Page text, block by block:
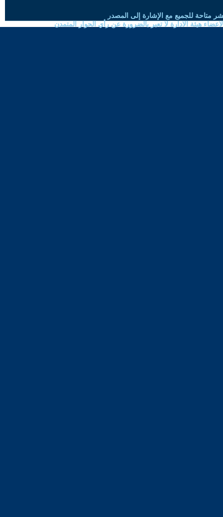
متاحة للجميع مع الإشارة إلى المصدر
هيئة الادارة لا تعبر بالضرورة عن رأي الحوار المتمدن